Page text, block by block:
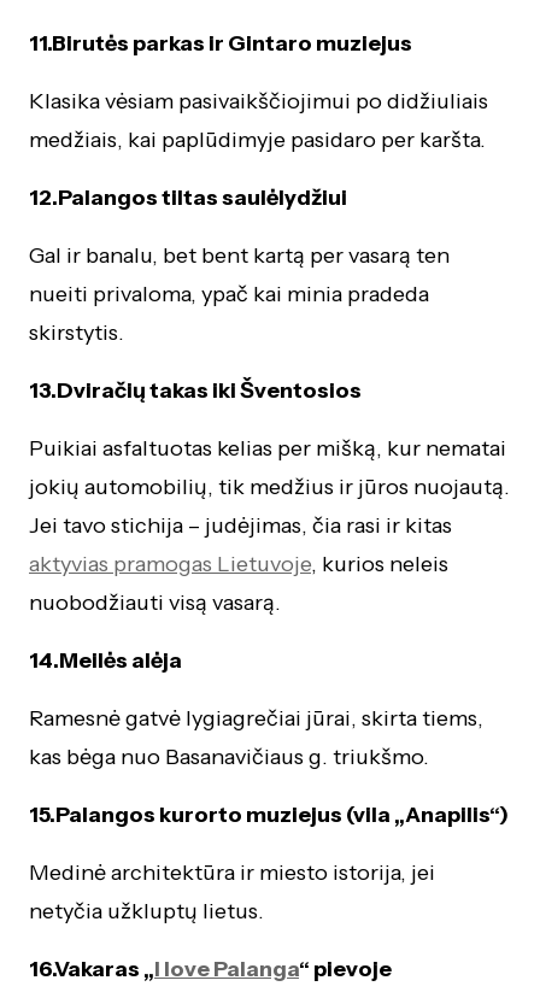
11.Birutės parkas ir Gintaro muziejus
Klasika vėsiam pasivaikščiojimui po didžiuliais
medžiais, kai paplūdimyje pasidaro per karšta.
12.Palangos tiltas saulėlydžiui
Gal ir banalu, bet bent kartą per vasarą ten
nueiti privaloma, ypač kai minia pradeda
skirstytis.
13.Dviračių takas iki Šventosios
Puikiai asfaltuotas kelias per mišką, kur nematai
jokių automobilių, tik medžius ir jūros nuojautą.
Jei tavo stichija – judėjimas, čia rasi ir kitas
aktyvias pramogas Lietuvoje, kurios neleis
nuobodžiauti visą vasarą.
14.Meilės alėja
Ramesnė gatvė lygiagrečiai jūrai, skirta tiems,
kas bėga nuo Basanavičiaus g. triukšmo.
15.Palangos kurorto muziejus (vila „Anapilis“)
Medinė architektūra ir miesto istorija, jei
netyčia užkluptų lietus.
16.Vakaras „I love Palanga“ pievoje